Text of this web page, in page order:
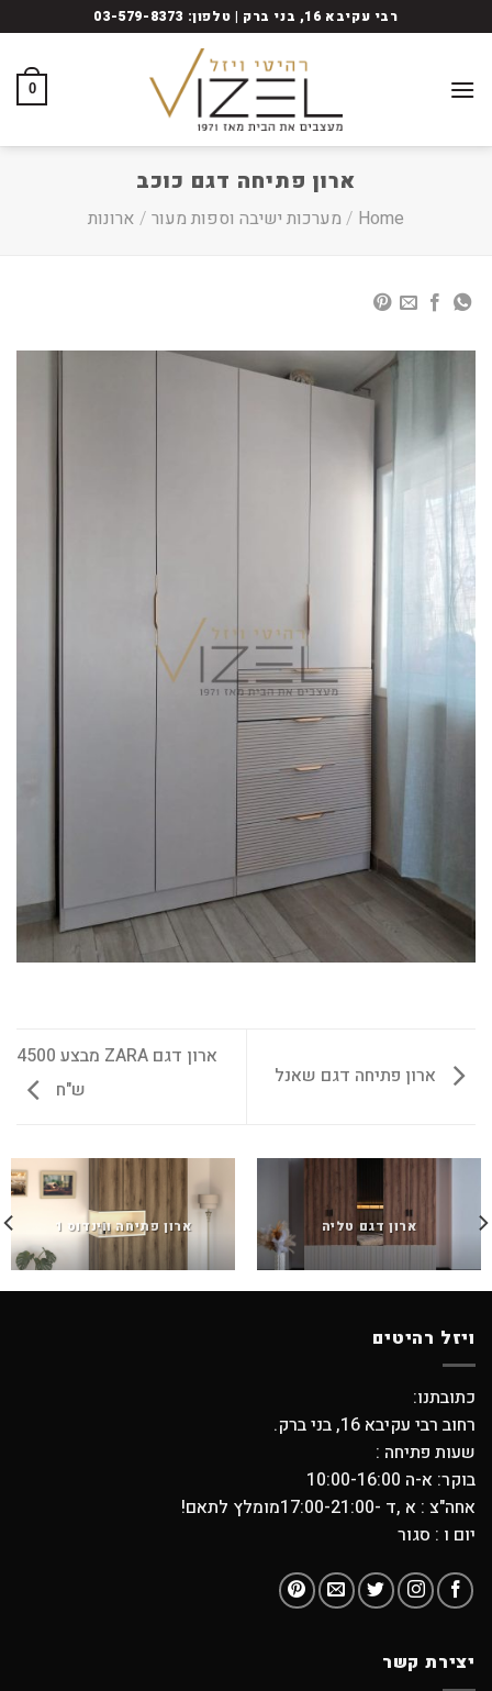
to
רבי עקיבא 16, בני ברק | טלפון: 03-579-8373
0
ארון פתיחה דגם כוכב
Home
/ מערכות ישיבה וספות מעור / ארונות
ארון פתיחה דגם שאנל
ארון דגם ZARA מבצע 4500
ש"ח
ארון דגם טליה ארון פתיחה ווינדוס 1
ויזל רהיטים
כתובתנו:
רחוב רבי עקיבא 16, בני ברק.
שעות פתיחה :
בוקר: א-ה 10:00-16:00
אחה"צ : א ,ד -17:00-21:00מומלץ לתאם!
יום ו : סגור
יצירת קשר